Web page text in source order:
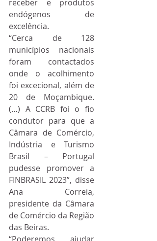
receber e produtos
endógenos de
excelência.
“Cerca de 128
municípios nacionais
foram contactados
onde o acolhimento
foi excecional, além de
20 de Moçambique.
(…) A CCRB foi o fio
condutor para que a
Câmara de Comércio,
Indústria e Turismo
Brasil – Portugal
pudesse promover a
FINBRASIL 2023”, disse
Ana Correia,
presidente da Câmara
de Comércio da Região
das Beiras.